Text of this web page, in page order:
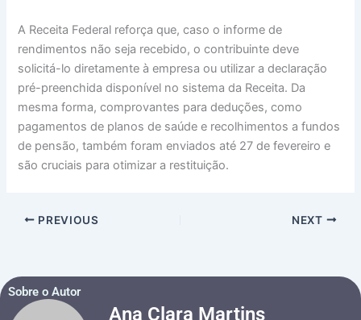
A Receita Federal reforça que, caso o informe de
rendimentos não seja recebido, o contribuinte deve
solicitá-lo diretamente à empresa ou utilizar a declaração
pré-preenchida disponível no sistema da Receita. Da
mesma forma, comprovantes para deduções, como
pagamentos de planos de saúde e recolhimentos a fundos
de pensão, também foram enviados até 27 de fevereiro e
são cruciais para otimizar a restituição.
PREVIOUS NEXT
Sobre o Autor
Ana Clara Martins